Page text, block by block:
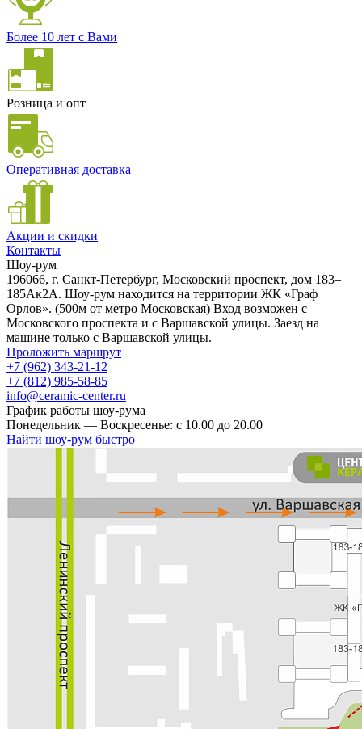
Более 10 лет с Вами
Розница и опт
Оперативная доставка
Акции и скидки
Контакты
Шоу-рум
196066, г. Санкт-Петербург, Московский проспект, дом 183–
185Ак2А. Шоу-рум находится на территории ЖК «Граф
Орлов». (500м от метро Московская) Вход возможен с
Московского проспекта и с Варшавской улицы. Заезд на
машине только с Варшавской улицы.
Проложить маршрут
+7 (962) 343-21-12
+7 (812) 985-58-85
info@ceramic-center.ru
График работы шоу-рума
Понедельник — Воскресенье: с 10.00 до 20.00
Найти шоу-рум быстро